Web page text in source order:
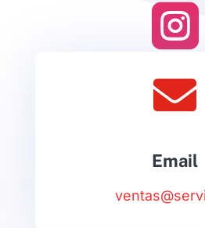


Email